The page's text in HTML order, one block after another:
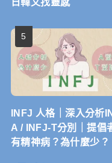
INFJ 人格｜深入分析
A / INFJ-T分別｜提倡
有精神病？為什麼少？